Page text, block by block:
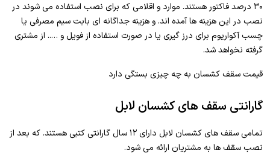
۳۰ درصد فاکتور هستند. موارد و اقلامی که برای نصب استفاده می شوند در
نصب در این هزینه ها آمده اند. و هزینه جداگانه ای بابت سیم مصرفی یا
چسب آکواریوم برای درز گیری یا در صورت استفاده از فویل و ….. از مشتری
گرفته نخواهد شد.
قیمت سقف کشسان به چه چیزی بستگی دارد
گارانتی سقف های کشسان لابل
تمامی سقف های کشسان لابل دارای ۱۲ سال گارانتی کتبی هستند. که بعد از
نصب سقف ها به مشتریان ارائه می شود.